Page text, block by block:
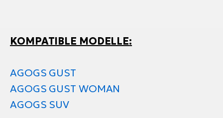
KOMPATIBLE MODELLE:
AGOGS GUST
AGOGS GUST WOMAN
AGOGS SUV